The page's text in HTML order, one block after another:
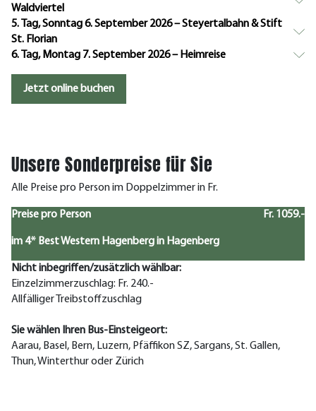
Waldviertel
5. Tag, Sonntag 6. September 2026 – Steyertalbahn & Stift
St. Florian
6. Tag, Montag 7. September 2026 – Heimreise
Jetzt online buchen
Unsere Sonderpreise für Sie
Alle Preise pro Person im Doppelzimmer in Fr.
Preise pro Person Fr. 1059.-
im 4* Best Western Hagenberg in Hagenberg
Nicht inbegriffen/zusätzlich wählbar:
Einzelzimmerzuschlag: Fr. 240.-
Allfälliger Treibstoffzuschlag
Sie wählen Ihren Bus-Einsteigeort:
Aarau, Basel, Bern, Luzern, Pfäffikon SZ, Sargans, St. Gallen,
Thun, Winterthur oder Zürich